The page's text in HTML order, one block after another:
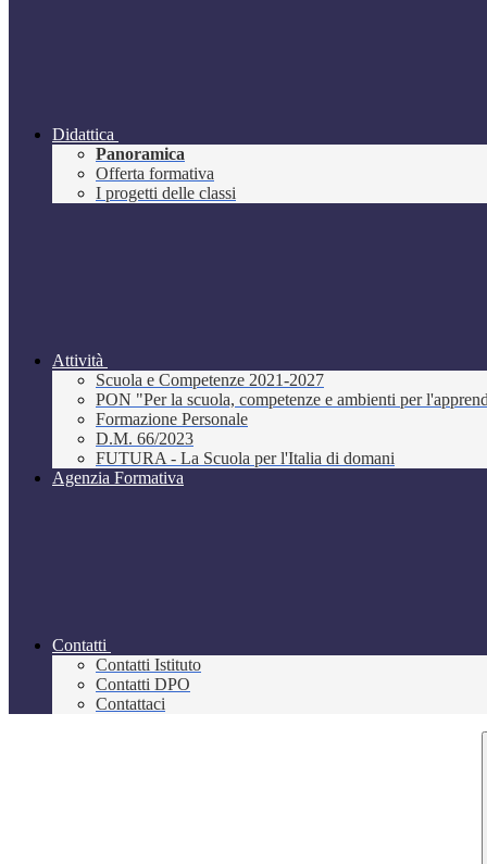
Didattica
Panoramica
Offerta formativa
I progetti delle classi
Attività
Scuola e Competenze 2021-2027
PON "Per la scuola, competenze e ambienti per
Formazione Personale
D.M. 66/2023
FUTURA - La Scuola per l'Italia di domani
Agenzia Formativa
Contatti
Contatti Istituto
Contatti DPO
Contattaci